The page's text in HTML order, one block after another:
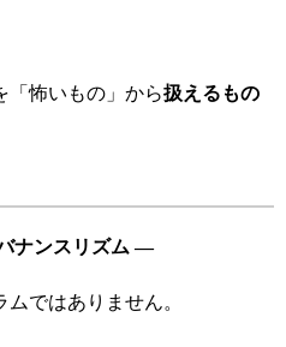
「怖いもの」から扱えるもの
ナンスリズム ―
ではありません。